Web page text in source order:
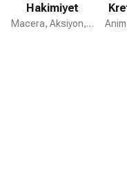
Hakimiyet
Macera, Aksiyon, Bilim Kurgu